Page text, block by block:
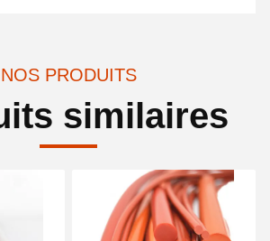
NOS PRODUITS
similaires